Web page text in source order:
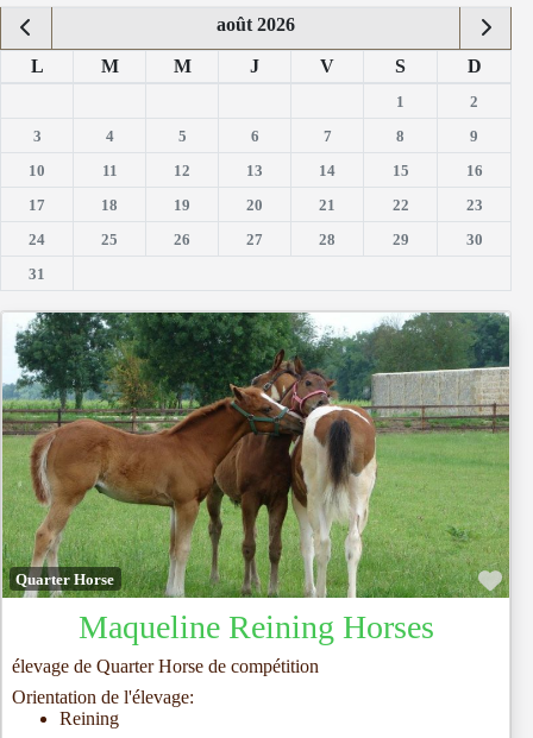
août 2026
L M M J V S D
1
2
3
4 5 6 7 8
9
10
11 12 13 14 15
16
17
18 19 20 21 22
23
24
25 26 27 28 29
30
31
Quarter Horse
Maqueline Reining Horses
élevage de Quarter Horse de compétition
Orientation de l'élevage:
Reining